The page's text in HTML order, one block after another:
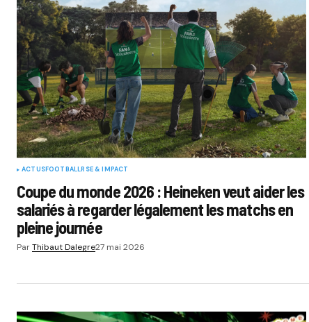
ACTUSFOOTBALLRSE & IMPACT
Coupe du monde 2026 : Heineken veut aider les
salariés à regarder légalement les matchs en
pleine journée
ParThibaut Dalegre27 mai 2026